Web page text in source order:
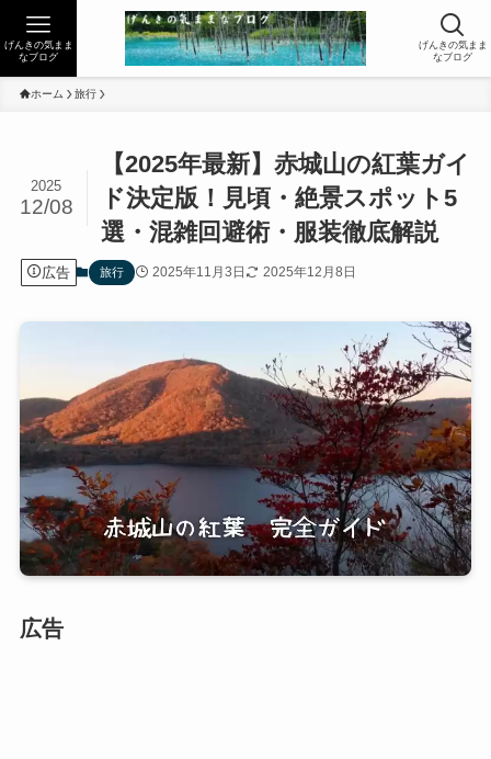
げんきの気まま
なブログ
げんきの気まま
なブログ
ホーム 旅行
【2025年最新】赤城山の紅葉ガイ
ド決定版！見頃・絶景スポット5
選・混雑回避術・服装徹底解説
2025
12/08
広告 旅行 2025年11月3日 2025年12月8日
広告